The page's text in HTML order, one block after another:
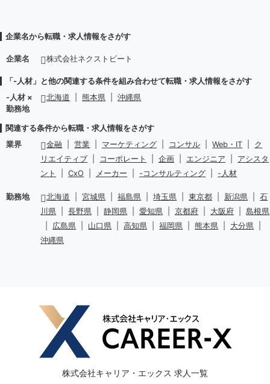
企業名から転職・求人情報をさがす
企業名 株式会社ネクストビート
「-人材」と他の関連する条件を組み合わせて転職・求人情報をさがす
-人材 ×
勤務地
北海道 熊本県 沖縄県
関連する条件から転職・求人情報をさがす
業界
金融 営業 マーケティング コンサル Web・IT
ク
リエイティブ
コーポレート 企画 エンジニア
アシスタ
ント
CxO メーカー -コンサルティング -人材
勤務地 北海道 宮城県 福島県 埼玉県 東京都 新潟県
石
川県
長野県 静岡県 愛知県 京都府 大阪府
島根県
広島県 山口県 高知県 福岡県 熊本県 大分県
沖縄県
株式会社キャリア・エックス 求人一覧